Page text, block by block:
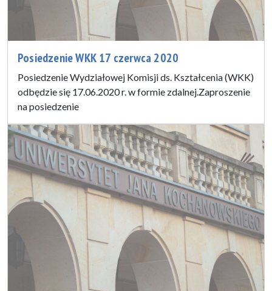
Posiedzenie WKK 17 czerwca 2020
Posiedzenie Wydziałowej Komisji ds. Kształcenia (WKK)
odbędzie się 17.06.2020 r. w formie zdalnej.Zaproszenie
na posiedzenie